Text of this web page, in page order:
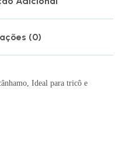
(0)
Ideal para tricô e